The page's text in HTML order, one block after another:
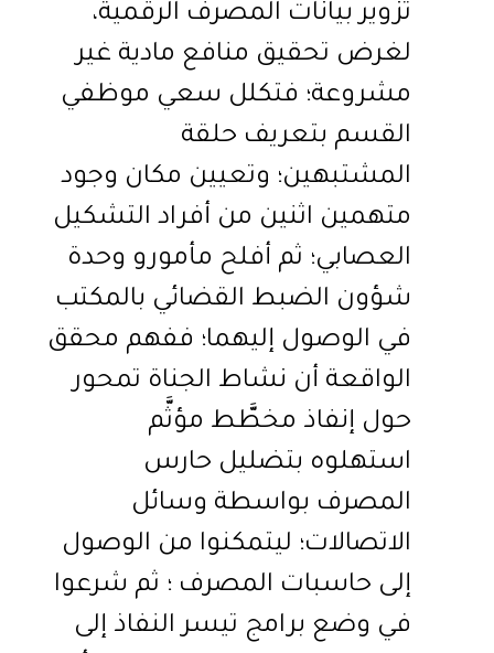
تزوير بيانات المصرف الرقمية،
لغرض تحقيق منافع مادية غير
مشروعة؛ فتكلل سعي موظفي
القسم بتعريف حلقة
المشتبهين؛ وتعيين مكان وجود
متهمين اثنين من أفراد التشكيل
العصابي؛ ثم أفلح مأمورو وحدة
شؤون الضبط القضائي بالمكتب
في الوصول إليهما؛ ففهم محقق
الواقعة أن نشاط الجناة تمحور
حول إنفاذ مخطَّط مؤثَّم
استهلوه بتضليل حارس
المصرف بواسطة وسائل
الاتصالات؛ ليتمكنوا من الوصول
إلى حاسبات المصرف ؛ ثم شرعوا
في وضع برامج تيسر النفاذ إلى